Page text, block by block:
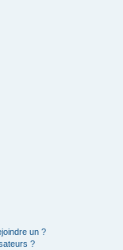
un ?
?